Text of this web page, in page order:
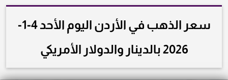
سعر الذهب في الأردن اليوم الأحد 4-1-
2026 بالدينار والدولار الأمريكي